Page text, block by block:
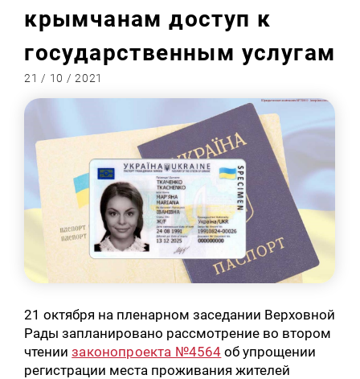
крымчанам доступ к
государственным услугам
21 / 10 / 2021
21 октября на пленарном заседании Верховной
Рады запланировано рассмотрение во втором
чтениизаконопроекта №4564 об упрощении
регистрации места проживания жителей